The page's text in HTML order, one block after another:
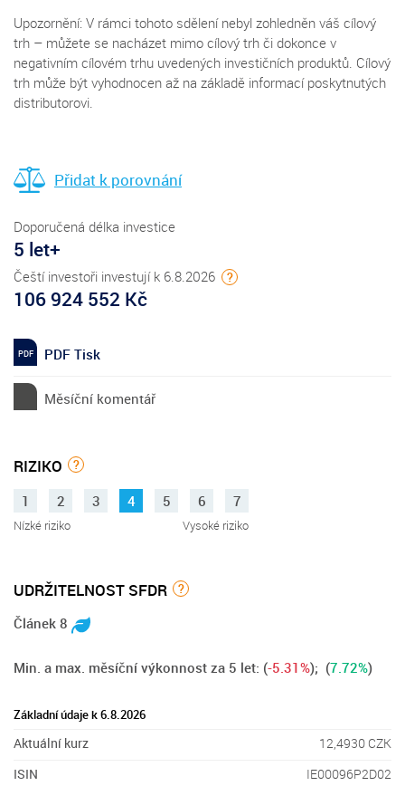
Upozornění: V rámci tohoto sdělení nebyl zohledněn váš cílový
trh – můžete se nacházet mimo cílový trh či dokonce v
negativním cílovém trhu uvedených investičních produktů. Cílový
trh může být vyhodnocen až na základě informací poskytnutých
distributorovi.
Přidat k porovnání
Doporučená délka investice
5 let+
Čeští investoři investují k 6.8.2026 ?
106 924 552 Kč
PDF Tisk
Měsíční komentář
RIZIKO ?
1 2 3 4 5 6 7
Nízké riziko Vysoké riziko
UDRŽITELNOST SFDR ?
Článek 8
Min. a max. měsíční výkonnost za 5 let: (-5.31%); (7.72%)
Základní údaje k 6.8.2026
Aktuální kurz
12,4930 CZK
ISIN
IE00096P2D02